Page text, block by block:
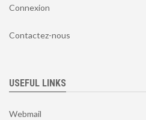
Connexion
Contactez-nous
USEFUL LINKS
Webmail